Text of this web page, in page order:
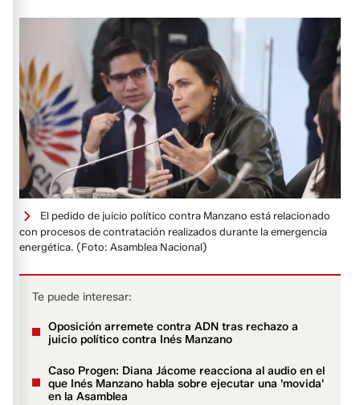
El pedido de juicio político contra Manzano está relacionado
con procesos de contratación realizados durante la emergencia
energética. (Foto: Asamblea Nacional)
Te puede interesar:
Oposición arremete contra ADN tras rechazo a
juicio político contra Inés Manzano
Caso Progen: Diana Jácome reacciona al audio en el
que Inés Manzano habla sobre ejecutar una 'movida'
en la Asamblea